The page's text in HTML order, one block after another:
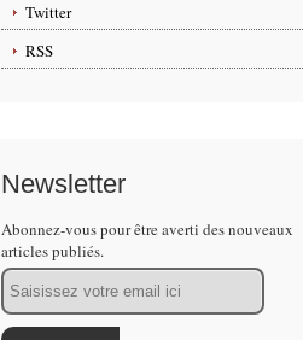
Twitter
RSS
Newsletter
Abonnez-vous pour être averti des nouveaux
articles publiés.
Email